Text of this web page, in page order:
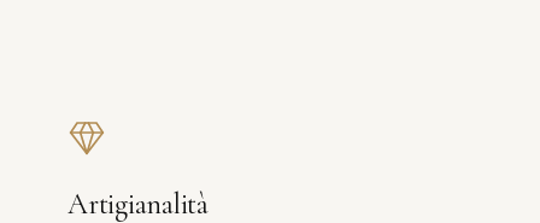
Artigianalità